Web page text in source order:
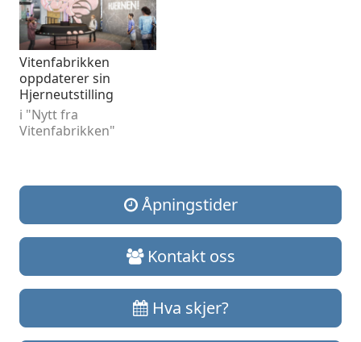
Vitenfabrikken
oppdaterer sin
Hjerneutstilling
i "Nytt fra
Vitenfabrikken"
Åpningstider
Kontakt oss
Hva skjer?